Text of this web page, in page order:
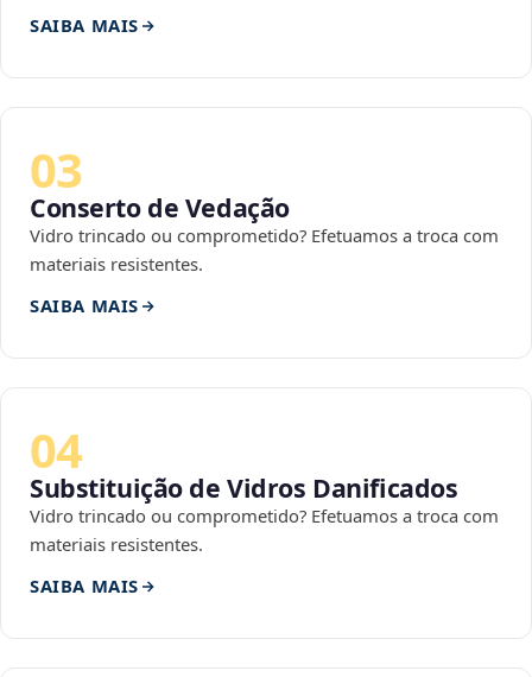
SAIBA MAIS
03
Conserto de Vedação
Vidro trincado ou comprometido? Efetuamos a troca com
materiais resistentes.
SAIBA MAIS
04
Substituição de Vidros Danificados
Vidro trincado ou comprometido? Efetuamos a troca com
materiais resistentes.
SAIBA MAIS